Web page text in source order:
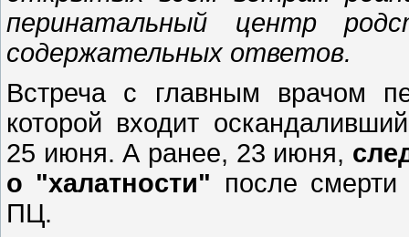
перинатальный центр
содержательных ответов.
Встреча с главным врачом
которой входит
25 июня. А ранее, 23 июня,
о "халатности" после
ПЦ.